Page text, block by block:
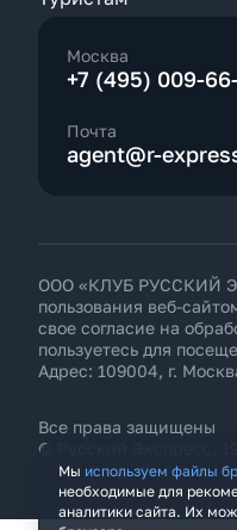
Москва
+7 (495) 009-
Почта
agent@r-
ООО «КЛУБ РУССКИЙ
пользования веб-
свое согласие на
пользуетесь для
Адрес: 109004, г.
Все права защищены
© Русский Экспресс,
Мы используем файлы
необходимые для
аналитики сайта. Их